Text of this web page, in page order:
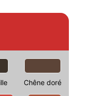
Chêne doré